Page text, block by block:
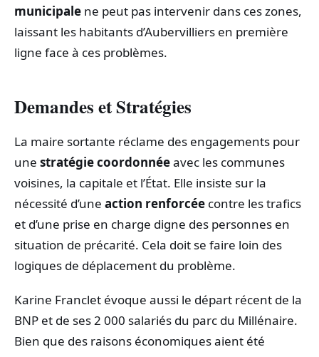
municipale ne peut pas intervenir dans ces zones,
laissant les habitants d’Aubervilliers en première
ligne face à ces problèmes.
Demandes et Stratégies
La maire sortante réclame des engagements pour
une stratégie coordonnéeavec les communes
voisines, la capitale et l’État. Elle insiste sur la
nécessité d’une action renforcée contre les trafics
et d’une prise en charge digne des personnes en
situation de précarité. Cela doit se faire loin des
logiques de déplacement du problème.
Karine Franclet évoque aussi le départ récent de la
BNP et de ses 2 000 salariés du parc du Millénaire.
Bien que des raisons économiques aient été